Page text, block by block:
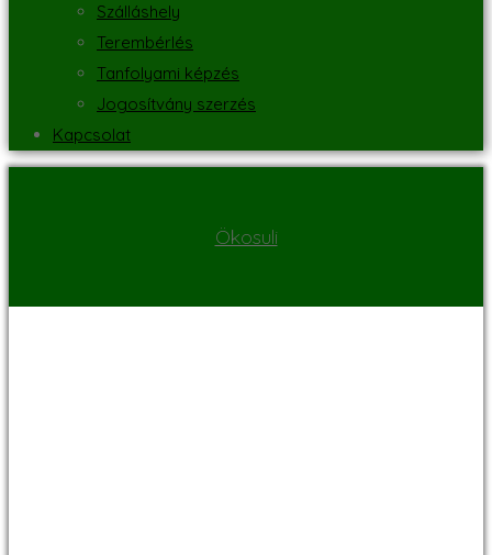
Szálláshely
Terembérlés
Tanfolyami képzés
Jogosítvány szerzés
Kapcsolat
Ökosuli